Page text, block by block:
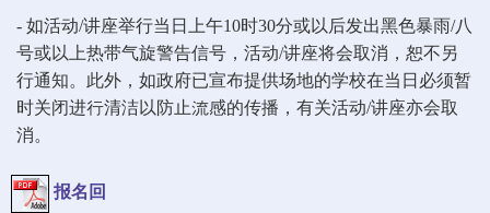
- 如活动/讲座举行当日上午10时30分或以后发出黑色暴雨/八
号或以上热带气旋警告信号，活动/讲座将会取消，恕不另
行通知。此外，如政府已宣布提供场地的学校在当日必须暂
时关闭进行清洁以防止流感的传播，有关活动/讲座亦会取
消。
报名回